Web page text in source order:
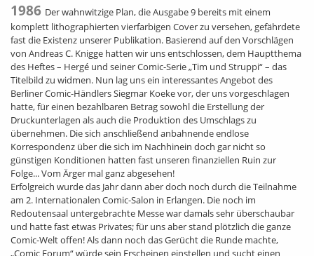
1986 Der wahnwitzige Plan, die Ausgabe 9 bereits mit einem
komplett lithographierten vierfarbigen Cover zu versehen, gefährdete
fast die Existenz unserer Publikation. Basierend auf den Vorschlägen
von Andreas C. Knigge hatten wir uns entschlossen, dem Hauptthema
des Heftes – Hergé und seiner Comic-Serie „Tim und Struppi“ – das
Titelbild zu widmen. Nun lag uns ein interessantes Angebot des
Berliner Comic-Händlers Siegmar Koeke vor, der uns vorgeschlagen
hatte, für einen bezahlbaren Betrag sowohl die Erstellung der
Druckunterlagen als auch die Produktion des Umschlags zu
übernehmen. Die sich anschließend anbahnende endlose
Korrespondenz über die sich im Nachhinein doch gar nicht so
günstigen Konditionen hatten fast unseren finanziellen Ruin zur
Folge... Vom Ärger mal ganz abgesehen!
Erfolgreich wurde das Jahr dann aber doch noch durch die Teilnahme
am 2. Internationalen Comic-Salon in Erlangen. Die noch im
Redoutensaal untergebrachte Messe war damals sehr überschaubar
und hatte fast etwas Privates; für uns aber stand plötzlich die ganze
Comic-Welt offen! Als dann noch das Gerücht die Runde machte,
„Comic Forum“ würde sein Erscheinen einstellen und sucht einen